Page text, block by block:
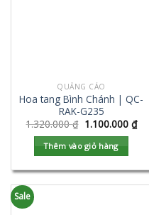
QUẢNG CÁO
Hoa tang Bình Chánh | QC-
RAK-G235
1.320.000₫ 1.100.000 ₫
Thêm vào giỏ hàng
Sale